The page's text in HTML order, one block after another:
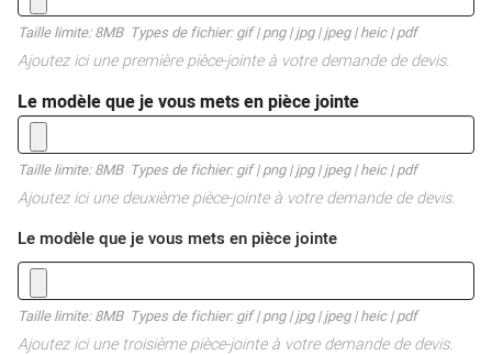
Taille limite: 8MB Types de fichier: gif | png | jpg | jpeg | heic | pdf
Ajoutez ici une première pièce-jointe à votre demande de devis.
Le modèle que je vous mets en pièce jointe
Taille limite: 8MB Types de fichier: gif | png | jpg | jpeg | heic | pdf
Ajoutez ici une deuxième pièce-jointe à votre demande de devis.
Le modèle que je vous mets en pièce jointe
Taille limite: 8MB Types de fichier: gif | png | jpg | jpeg | heic | pdf
Ajoutez ici une troisième pièce-jointe à votre demande de devis.